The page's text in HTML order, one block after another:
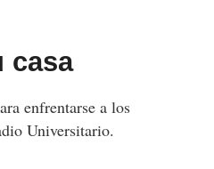
casa
enfrentarse a los
Universitario.